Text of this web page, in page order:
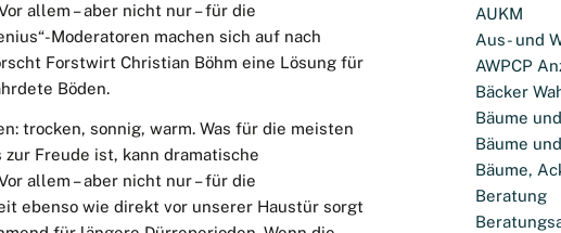
allem – aber nicht nur – für die
Moderatoren machen sich auf nach
Forstwirt Christian Böhm eine Lösung für
Böden.
trocken, sonnig, warm. Was für die meisten
Freude ist, kann dramatische
allem – aber nicht nur – für die
ebenso wie direkt vor unserer Haustür sorgt
AUKM
Aus- und
AWPCP
Bäcker
Bäume
Bäume
Bäume,
Beratung